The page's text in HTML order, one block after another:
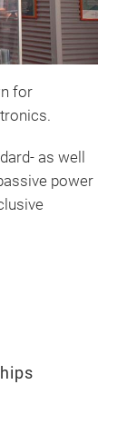
for
as well
power